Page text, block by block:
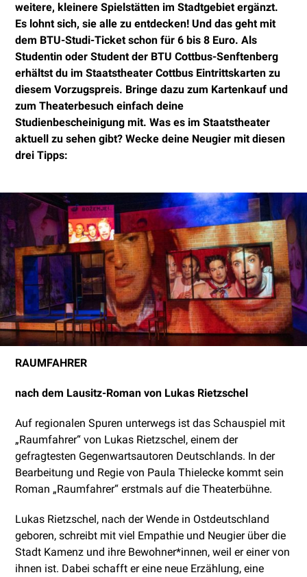
weitere, kleinere Spielstätten im Stadtgebiet ergänzt.
Es lohnt sich, sie alle zu entdecken! Und das geht mit
dem BTU-Studi-Ticket schon für 6 bis 8 Euro. Als
Studentin oder Student der BTU Cottbus-Senftenberg
erhältst du im Staatstheater Cottbus Eintrittskarten zu
diesem Vorzugspreis. Bringe dazu zum Kartenkauf und
zum Theaterbesuch einfach deine
Studienbescheinigung mit. Was es im Staatstheater
aktuell zu sehen gibt? Wecke deine Neugier mit diesen
drei Tipps:
RAUMFAHRER
nach dem Lausitz-Roman von Lukas Rietzschel
Auf regionalen Spuren unterwegs ist das Schauspiel mit
„Raumfahrer“ von Lukas Rietzschel, einem der
gefragtesten Gegenwartsautoren Deutschlands. In der
Bearbeitung und Regie von Paula Thielecke kommt sein
Roman „Raumfahrer“ erstmals auf die Theaterbühne.
Lukas Rietzschel, nach der Wende in Ostdeutschland
geboren, schreibt mit viel Empathie und Neugier über die
Stadt Kamenz und ihre Bewohner*innen, weil er einer von
ihnen ist. Dabei schafft er eine neue Erzählung, eine